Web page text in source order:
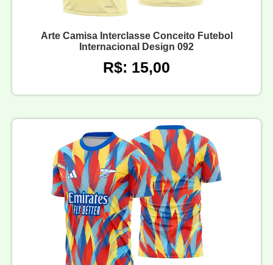
Arte Camisa Interclasse Conceito Futebol
Internacional Design 092
R$: 15,00